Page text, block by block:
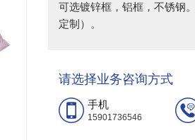
可选镀锌框，铝框，不锈钢
定制）。
请选择业务咨询方式
手机
15901736546